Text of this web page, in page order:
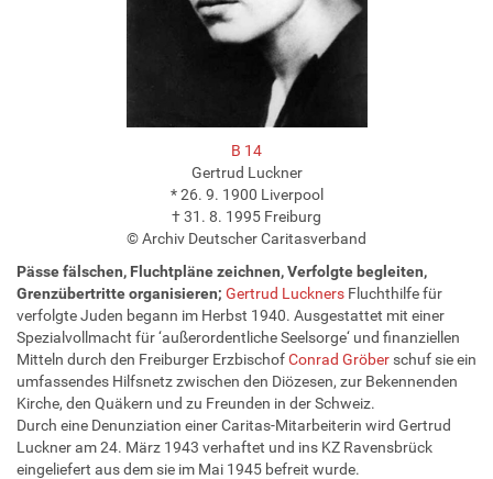
B 14
Gertrud Luckner
* 26. 9. 1900 Liverpool
† 31. 8. 1995 Freiburg
© Archiv Deutscher Caritasverband
Pässe fälschen, Fluchtpläne zeichnen, Verfolgte begleiten,
Grenzübertritte organisieren; Gertrud Luckners Fluchthilfe für
verfolgte Juden begann im Herbst 1940. Ausgestattet mit einer
Spezialvollmacht für ‘außerordentliche Seelsorge‘ und finanziellen
Mitteln durch den Freiburger ErzbischofConrad Gröber schuf sie ein
umfassendes Hilfsnetz zwischen den Diözesen, zur Bekennenden
Kirche, den Quäkern und zu Freunden in der Schweiz.
Durch eine Denunziation einer Caritas-Mitarbeiterin wird Gertrud
Luckner am 24. März 1943 verhaftet und ins KZ Ravensbrück
eingeliefert aus dem sie im Mai 1945 befreit wurde.